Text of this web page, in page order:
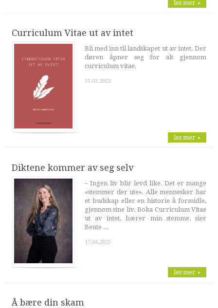
les mer »
Curriculum Vitae ut av intet
Bli med inn til landskapet ut av intet. Der
døren åpner seg for alt gjennom
curriculum vitae.
31.03.2023
les mer »
Diktene kommer av seg selv
– Ingen liv blir levd like. Det er mange
«stemmer der ute». Alle mennesker har
et budskap eller en historie å formidle,
gjennom sine liv. Boka Curriculum Vitae
ut av intet, bærer min stemme, sier
Bente ...
17.04.2023
les mer »
Å bære din skam